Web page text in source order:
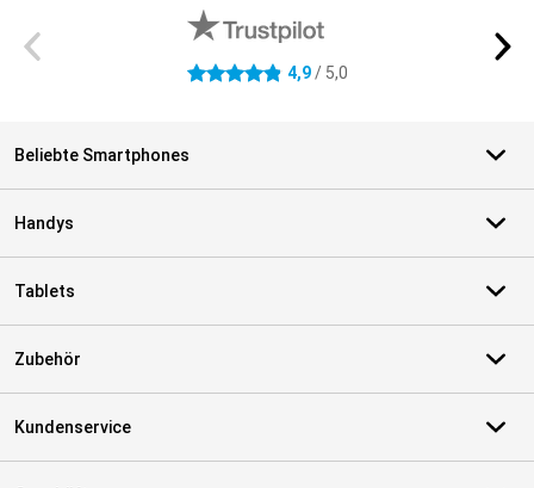
4.9 Sterne 4,9/ 5,0
Beliebte Smartphones
Handys
Tablets
Zubehör
Kundenservice